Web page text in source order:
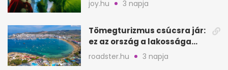
joy.hu 3 napja
Tömegturizmus csúcsra jár:
ez az ország a lakossága
kétszeresét fogadja
roadster.hu 3 napja